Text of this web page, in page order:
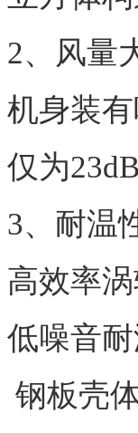
2、风量
机身装
仅为
3、耐温
高效率
低噪音
钢板壳